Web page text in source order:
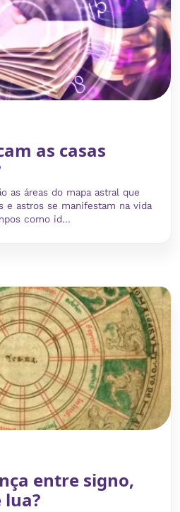
as casas
as áreas do mapa astral que
e astros se manifestam na vida
como id...
entre signo,
lua?